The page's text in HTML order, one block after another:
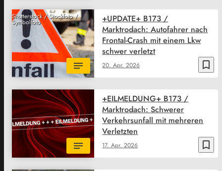
Shutterstock / Stockfoto /
Symbolfoto
bookmark_border
20. Apr. 2026
+UPDATE+ B173 /
Marktrodach: Autofahrer nach
Frontal-Crash mit einem Lkw
schwer verletzt
bookmark_border
17. Apr. 2026
+EILMELDUNG+ B173 /
Marktrodach: Schwerer
Verkehrsunfall mit mehreren
Verletzten